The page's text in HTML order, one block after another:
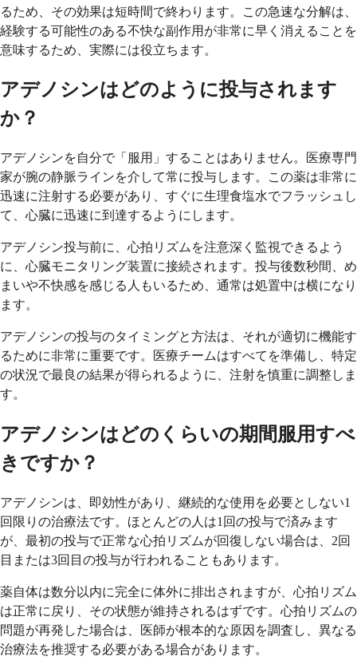
るため、その効果は短時間で終わります。この急速な分解は、
経験する可能性のある不快な副作用が非常に早く消えることを
意味するため、実際には役立ちます。
アデノシンはどのように投与されます
か？
アデノシンを自分で「服用」することはありません。医療専門
家が腕の静脈ラインを介して常に投与します。この薬は非常に
迅速に注射する必要があり、すぐに生理食塩水でフラッシュし
て、心臓に迅速に到達するようにします。
アデノシン投与前に、心拍リズムを注意深く監視できるよう
に、心臓モニタリング装置に接続されます。投与後数秒間、め
まいや不快感を感じる人もいるため、通常は処置中は横になり
ます。
アデノシンの投与のタイミングと方法は、それが適切に機能す
るために非常に重要です。医療チームはすべてを準備し、特定
の状況で最良の結果が得られるように、注射を慎重に調整しま
す。
アデノシンはどのくらいの期間服用すべ
きですか？
アデノシンは、即効性があり、継続的な使用を必要としない1
回限りの治療法です。ほとんどの人は1回の投与で済みます
が、最初の投与で正常な心拍リズムが回復しない場合は、2回
目または3回目の投与が行われることもあります。
薬自体は数分以内に完全に体外に排出されますが、心拍リズム
は正常に戻り、その状態が維持されるはずです。心拍リズムの
問題が再発した場合は、医師が根本的な原因を調査し、異なる
治療法を推奨する必要がある場合があります。